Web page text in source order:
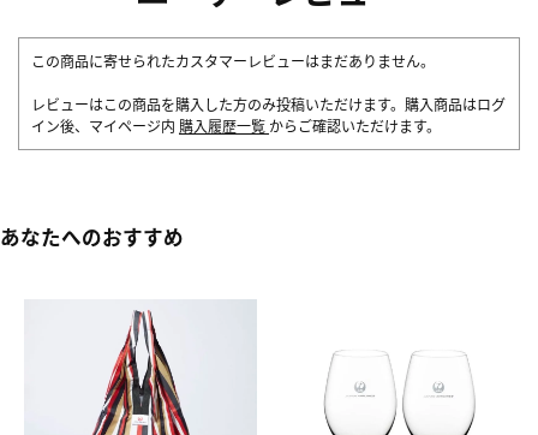
この商品に寄せられたカスタマーレビューはまだありません。
レビューはこの商品を購入した方のみ投稿いただけます。購入商品はログ
イン後、マイページ内 購入履歴一覧 からご確認いただけます。
あなたへのおすすめ